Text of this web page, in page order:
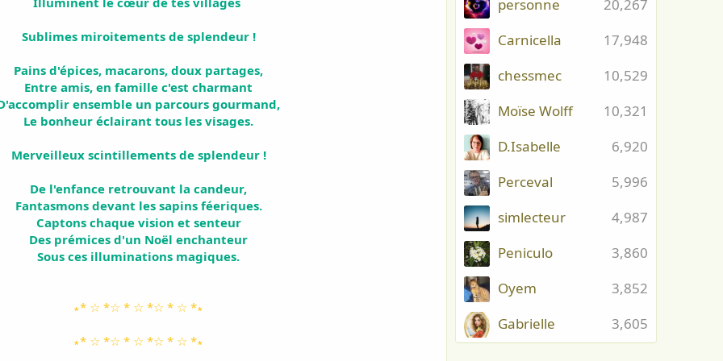
Sublimes miroitements de splendeur !
Pains d'épices, macarons, doux partages,
Entre amis, en famille c'est charmant
ensemble un parcours gourmand,
Le bonheur éclairant tous les visages.
Merveilleux scintillements de splendeur !
De l'enfance retrouvant la candeur,
Fantasmons devant les sapins féeriques.
Captons chaque vision et senteur
Des prémices d'un Noël enchanteur
Sous ces illuminations magiques.
∗* ☆ *☆ * ☆ *☆ * ☆ *∗
∗* ☆ *☆ * ☆ *☆ * ☆ *∗
20,267
personne
17,948
Carnicella
10,529
chessmec
10,321
Moïse Wolff
6,920
D.Isabelle
5,996
Perceval
4,987
simlecteur
3,860
Peniculo
3,852
Oyem
3,605
Gabrielle